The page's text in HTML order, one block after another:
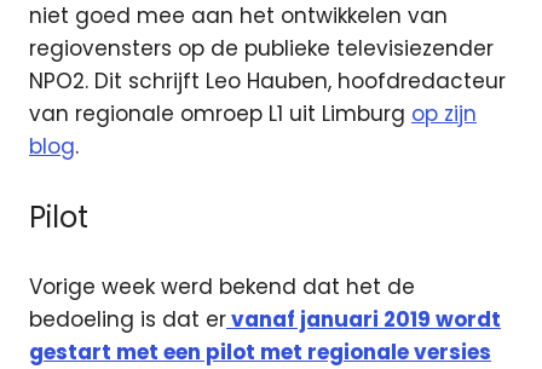
niet goed mee aan het ontwikkelen van
regiovensters op de publieke televisiezender
NPO2. Dit schrijft Leo Hauben, hoofdredacteur
van regionale omroep L1 uit Limburg op zijn
blog.
Pilot
Vorige week werd bekend dat het de
bedoeling is dat ervanaf januari 2019 wordt
gestart met een pilot met regionale versies